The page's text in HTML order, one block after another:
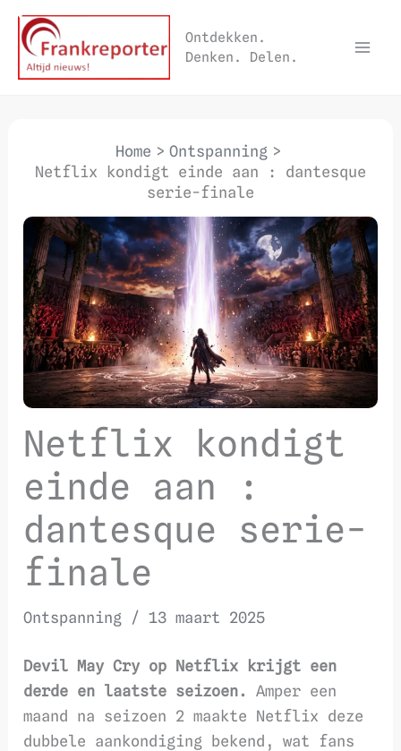
naar
Ontdekken.
Denken. Delen.
Home
Ontspanning
Netflix kondigt einde aan : dantesque
serie-finale
Netflix kondigt
einde aan :
dantesque serie-
finale
Ontspanning /13 maart 2025
Devil May Cry op Netflix krijgt een
derde en laatste seizoen.
Amper een
maand na seizoen 2 maakte Netflix deze
dubbele aankondiging bekend, wat fans